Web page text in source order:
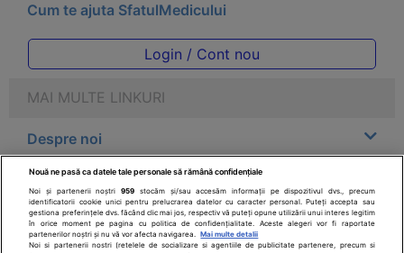
Cum te ajuta SfatulMedicului
Login / Cont nou
MAI MULTE LINKURI
Despre noi
Legal
Drepturile consumatorului
Nouă ne pasă ca datele tale personale să rămână confidențiale
Noi și partenerii noștri959 stocăm și/sau accesăm informații pe dispozitivul dvs., precum
identificatorii cookie unici pentru prelucrarea datelor cu caracter personal. Puteți accepta sau
gestiona preferințele dvs. făcând clic mai jos, respectiv vă puteți opune utilizării unui interes legitim
în orice moment pe pagina cu politica de confidențialitate. Aceste alegeri vor fi raportate
partenerilor noștri și nu vă vor afecta navigarea.
Mai multe detalii
Noi si partenerii nostri (retelele de socializare si agentiile de publicitate partenere, precum si